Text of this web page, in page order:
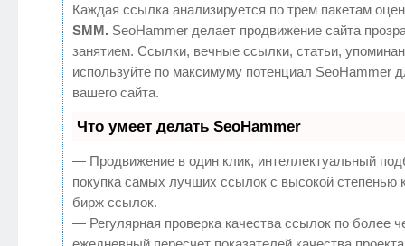
Каждая ссылка анализируется по трем пакетам
SMM. SeoHammer делает продвижение сайта
занятием. Ссылки, вечные ссылки, статьи,
используйте по максимуму потенциал SeoHammer
вашего сайта.
Что умеет делать SeoHammer
— Продвижение в один клик, интеллектуальный
покупка самых лучших ссылок с высокой степенью
бирж ссылок.
— Регулярная проверка качества ссылок по более